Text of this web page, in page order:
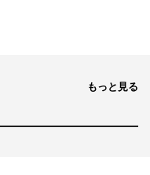
もっと見る